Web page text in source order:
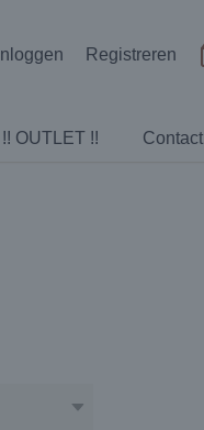
Inloggen Registreren
Contact
!! OUTLET !!